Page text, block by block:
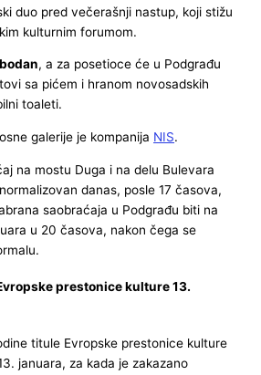
duo pred večerašnji nastup, koji stižu
kulturnim forumom.
, a za posetioce će u Podgrađu
sa pićem i hranom novosadskih
toaleti.
galerije je kompanija NIS.
na mostu Duga i na delu Bulevara
danas, posle 17 časova,
saobraćaja u Podgrađu biti na
u 20 časova, nakon čega se
prestonice kulture 13.
titule Evropske prestonice kulture
januara, za kada je zakazano